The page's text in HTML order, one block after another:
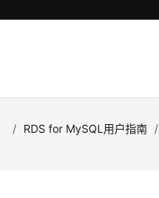
/ RDS for MySQL用户指南 /